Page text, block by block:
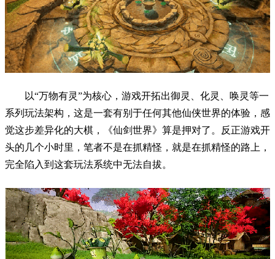
以“万物有灵”为核心，游戏开拓出御灵、化灵、唤灵等一
系列玩法架构，这是一套有别于任何其他仙侠世界的体验，感
觉这步差异化的大棋，《仙剑世界》算是押对了。反正游戏开
头的几个小时里，笔者不是在抓精怪，就是在抓精怪的路上，
完全陷入到这套玩法系统中无法自拔。